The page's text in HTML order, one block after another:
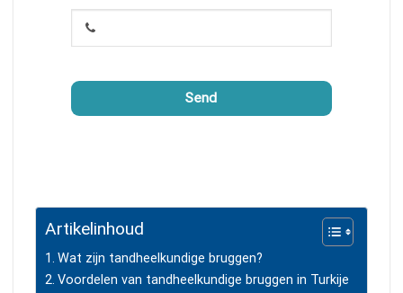
Send
blijven
Artikelinhoud
Wat zijn tandheelkundige bruggen?
Voordelen van tandheelkundige bruggen in Turkije